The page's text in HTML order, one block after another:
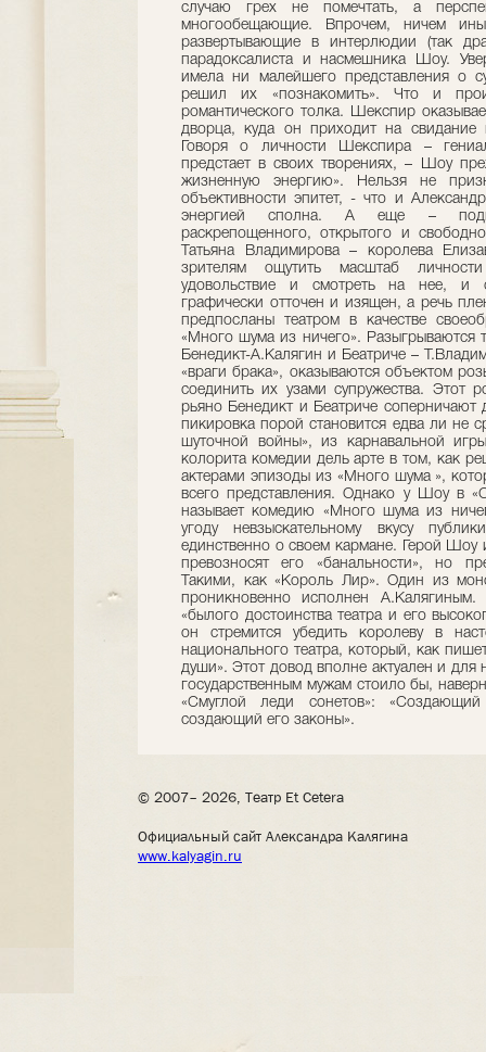
случаю грех не помечтать, а
многообещающие. Впрочем, ничем
развертывающие в интерлюдии (так
парадоксалиста и насмешника Шоу.
имела ни малейшего представления о
решил их «познакомить». Что и
романтического толка. Шекспир
дворца, куда он приходит на
Говоря о личности Шекспира –
предстает в своих творениях, – Шоу
жизненную энергию». Нельзя не
объективности эпитет, - что и
энергией сполна. А еще –
раскрепощенного, открытого и
Татьяна Владимирова – королева
зрителям ощутить масштаб
удовольствие и смотреть на нее, и
графически отточен и изящен, а речь
предпосланы театром в качестве
«Много шума из ничего». Разыгрываются
Бенедикт-А.Калягин и Беатриче –
«враги брака», оказываются объектом
соединить их узами супружества. Этот
рьяно Бенедикт и Беатриче соперничают
пикировка порой становится едва ли не
шуточной войны», из карнавальной
колорита комедии дель арте в том, как
актерами эпизоды из «Много шума »,
всего представления. Однако у Шоу в
называет комедию «Много шума из
угоду невзыскательному вкусу
единственно о своем кармане. Герой Шоу
превозносят его «банальности», но
Такими, как «Король Лир». Один из
проникновенно исполнен
«былого достоинства театра и его
он стремится убедить королеву в
национального театра, который, как
души». Этот довод вполне актуален и
государственным мужам стоило бы,
«Смуглой леди сонетов»:
создающий его законы».
© 2007– 2026, Театр Et Cetera
Официальный сайт Александра Калягина
www.kalyagin.ru